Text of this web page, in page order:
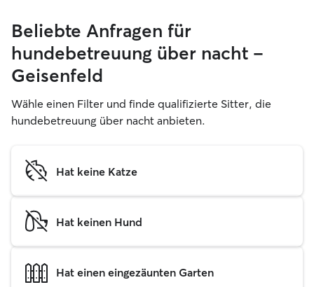
Beliebte Anfragen für
hundebetreuung über nacht –
Geisenfeld
Wähle einen Filter und finde qualifizierte Sitter, die
hundebetreuung über nacht anbieten.
Hat keine Katze
Hat keinen Hund
Hat einen eingezäunten Garten